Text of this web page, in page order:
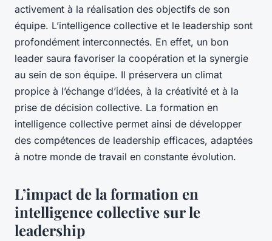
activement à la réalisation des objectifs de son
équipe. L’intelligence collective et le leadership sont
profondément interconnectés. En effet, un bon
leader saura favoriser la coopération et la synergie
au sein de son équipe. Il préservera un climat
propice à l’échange d’idées, à la créativité et à la
prise de décision collective. La formation en
intelligence collective permet ainsi de développer
des compétences de leadership efficaces, adaptées
à notre monde de travail en constante évolution.
L’impact de la formation en
intelligence collective sur le
leadership